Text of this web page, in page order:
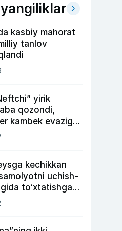
yangiliklar
kasbiy mahorat
tanlov
yirik
qozondi,
kambek evaziga
ustun keldi,
qayd etdi
kechikkan
uchish-
to‘xtatishga